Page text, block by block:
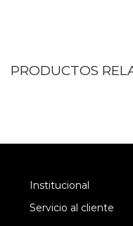
PRODUCTOS
Institucional
Servicio al cliente